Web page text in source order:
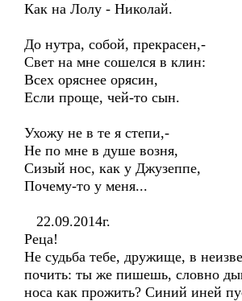
Как на Лолу - Николай.
До нутра, собой, прекрасен,-
Свет на мне сошелся в клин:
Всех оряснее орясин,
Если проще, чей-то сын.
Ухожу не в те я степи,-
Не по мне в душе возня,
Сизый нос, как у Джузеппе,
Почему-то у меня...
22.09.2014г.
Реца!
Не судьба тебе, дружище, в
почить: ты же пишешь, словно
носа как прожить? Синий иней